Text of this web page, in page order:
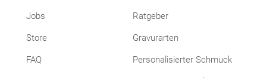
Jobs
Store
FAQ
Ratgeber
Gravurarten
Personalisierter Schmuck